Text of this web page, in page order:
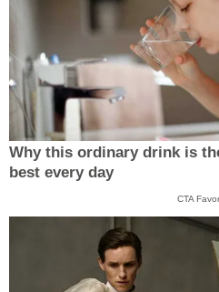
Why this ordinary drink is
best every day
CTA